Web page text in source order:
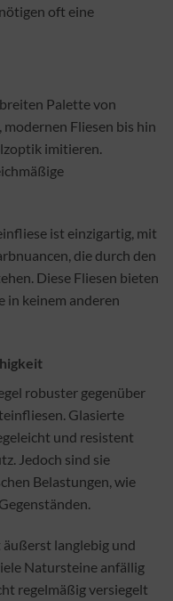
oft eine
Palette von
Fliesen bis hin
imitieren.
ist einzigartig, mit
die durch den
Diese Fliesen bieten
in keinem anderen
robuster gegenüber
Glasierte
und resistent
Jedoch sind sie
Belastungen, wie
langlebig und
Natursteine anfällig
regelmäßig versiegelt